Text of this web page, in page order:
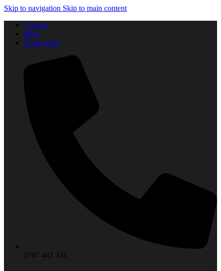
Skip to navigation Skip to main content
Contact
Blog
Producători
0767 443 341